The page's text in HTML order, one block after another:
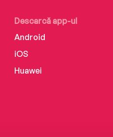
Descarcă app-ul
Android
iOS
Huawei